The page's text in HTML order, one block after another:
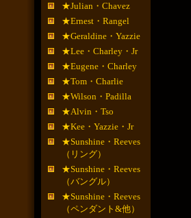
★Julian・Chavez
★Ernest・Rangel
★Geraldine・Yazzie
★Lee・Charley・Jr
★Eugene・Charley
★Tom・Charlie
★Wilson・Padilla
★Alvin・Tso
★Kee・Yazzie・Jr
★Sunshine・Reeves
（リング）
★Sunshine・Reeves
（バングル）
★Sunshine・Reeves
（ペンダント&他）